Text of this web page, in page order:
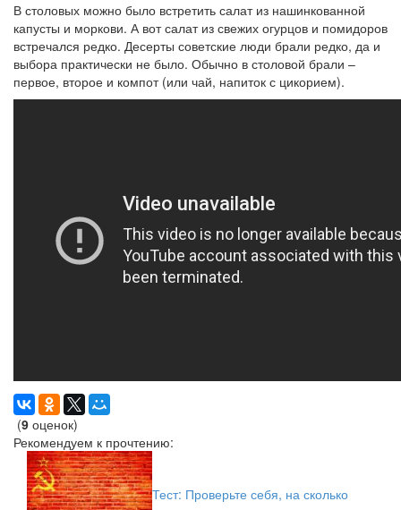
В столовых можно было встретить салат из нашинкованной
капусты и моркови. А вот салат из свежих огурцов и помидоров
встречался редко. Десерты советские люди брали редко, да и
выбора практически не было. Обычно в столовой брали –
первое, второе и компот (или чай, напиток с цикорием).
(9 оценок)
Рекомендуем к прочтению:
Тест: Проверьте себя, на сколько